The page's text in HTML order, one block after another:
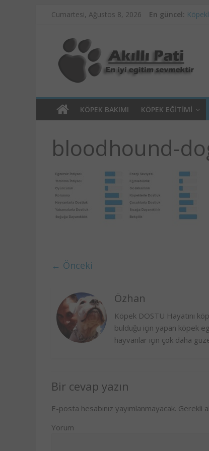
Cumartesi, Ağustos 8, 2026 En güncel:
KÖPEK BAKIMI KÖPEK EĞITIMI
bloodhound-
← Önceki
Özhan
Köpek DOSTU Hayatını
bulduğu için yapan köpek
hayvanlar için çok daha
Bir cevap yazın
E-posta hesabınız yayımlanmayacak. Gerekli
Yorum